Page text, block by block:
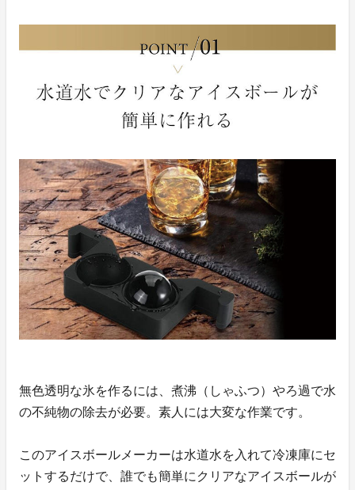
無色透明な氷を作るには、煮沸（しゃふつ）やろ過で水
の不純物の除去が必要。素人には大変な作業です。
このアイスボールメーカーは水道水を入れて冷凍庫にセ
ットするだけで、誰でも簡単にクリアなアイスボールが